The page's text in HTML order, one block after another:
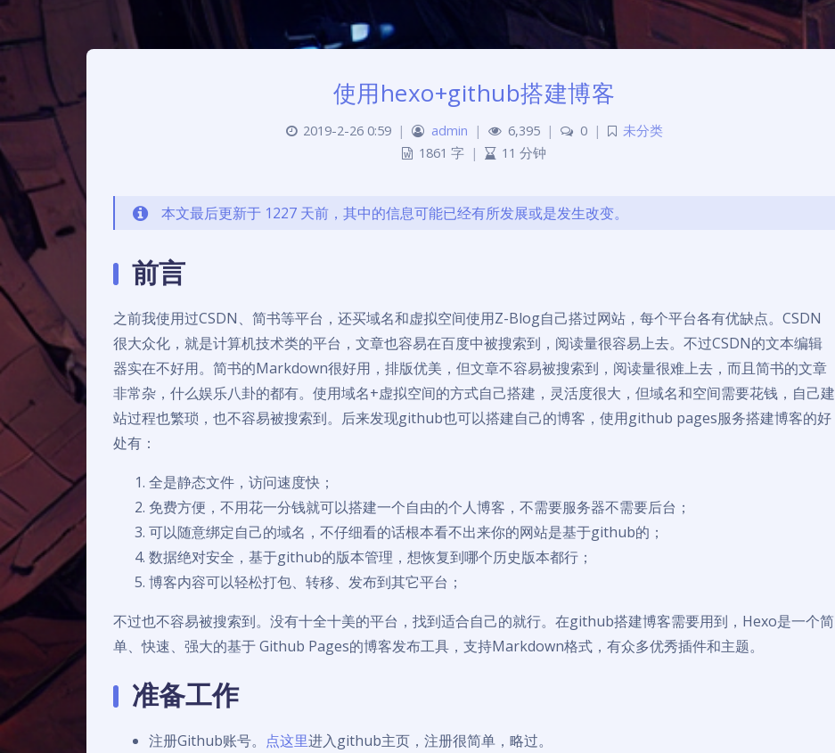
使用hexo+github搭建博客
2019-2-26 0:59 | admin | 6,395 | 0 |
未分类
1861 字 | 11 分钟
本文最后更新于 1227 天前，其中的信息可能已经有所发展或是发生改变。
前言
之前我使用过CSDN、简书等平台，还买域名和虚拟空间使用Z-Blog自己搭过网站，每个平台各有优缺点。CSDN
很大众化，就是计算机技术类的平台，文章也容易在百度中被搜索到，阅读量很容易上去。不过CSDN的文本编辑
器实在不好用。简书的Markdown很好用，排版优美，但文章不容易被搜索到，阅读量很难上去，而且简书的文章
非常杂，什么娱乐八卦的都有。使用域名+虚拟空间的方式自己搭建，灵活度很大，但域名和空间需要花钱，自己建
站过程也繁琐，也不容易被搜索到。后来发现github也可以搭建自己的博客，使用github pages服务搭建博客的好
处有：
全是静态文件，访问速度快；
免费方便，不用花一分钱就可以搭建一个自由的个人博客，不需要服务器不需要后台；
可以随意绑定自己的域名，不仔细看的话根本看不出来你的网站是基于github的；
数据绝对安全，基于github的版本管理，想恢复到哪个历史版本都行；
博客内容可以轻松打包、转移、发布到其它平台；
不过也不容易被搜索到。没有十全十美的平台，找到适合自己的就行。在github搭建博客需要用到，Hexo是一个简
单、快速、强大的基于 Github Pages的博客发布工具，支持Markdown格式，有众多优秀插件和主题。
准备工作
注册Github账号。 点这里进入github主页，注册很简单，略过。